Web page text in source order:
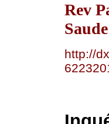
Rev
http://